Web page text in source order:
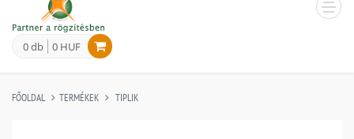
0 db 0 HUF
FŐOLDAL TERMÉKEK TIPLIK